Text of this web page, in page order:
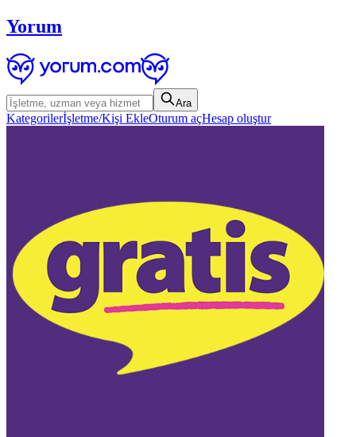
Yorum
Ara
Kategorilerİşletme/Kişi EkleOturum açHesap oluştur